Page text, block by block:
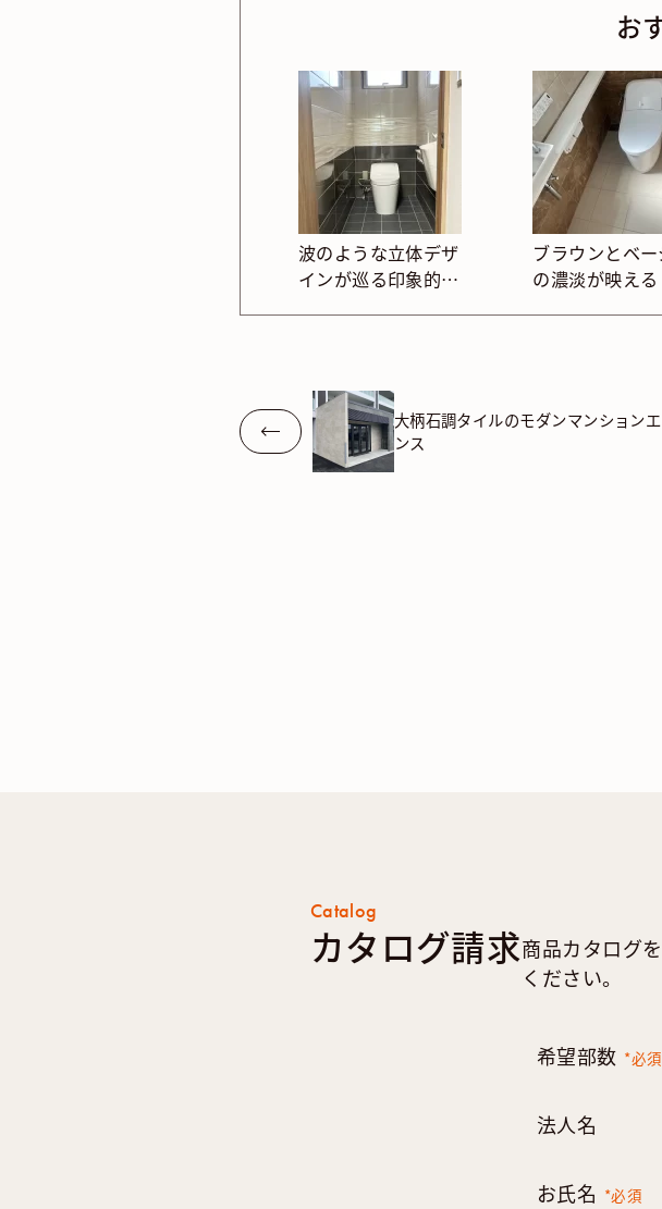
お
波のような立体デザ
インが巡る印象的な
ブラウンとベー
の濃淡が映え
大柄石調タイルのモダンマンション
ンス
Catalog
カタログ請求商品カタログ
ください。
希望部数 *必須
法人名
お氏名 *必須